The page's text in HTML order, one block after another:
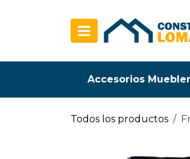
Accesorios
Todos los productos